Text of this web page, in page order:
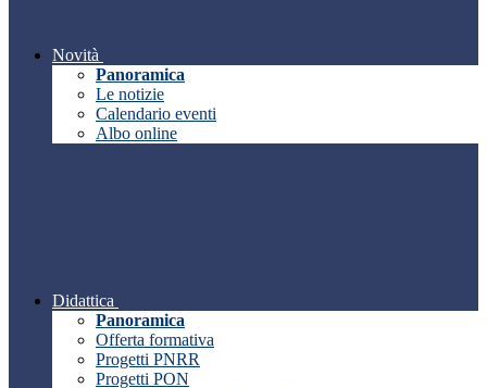
Novità
Panoramica
Le notizie
Calendario eventi
Albo online
Didattica
Panoramica
Offerta formativa
Progetti PNRR
Progetti PON